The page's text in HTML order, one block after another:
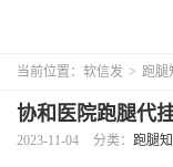
当前位置： 软信发 > 跑腿
协和医院跑腿代
2023-11-04 分类： 跑腿